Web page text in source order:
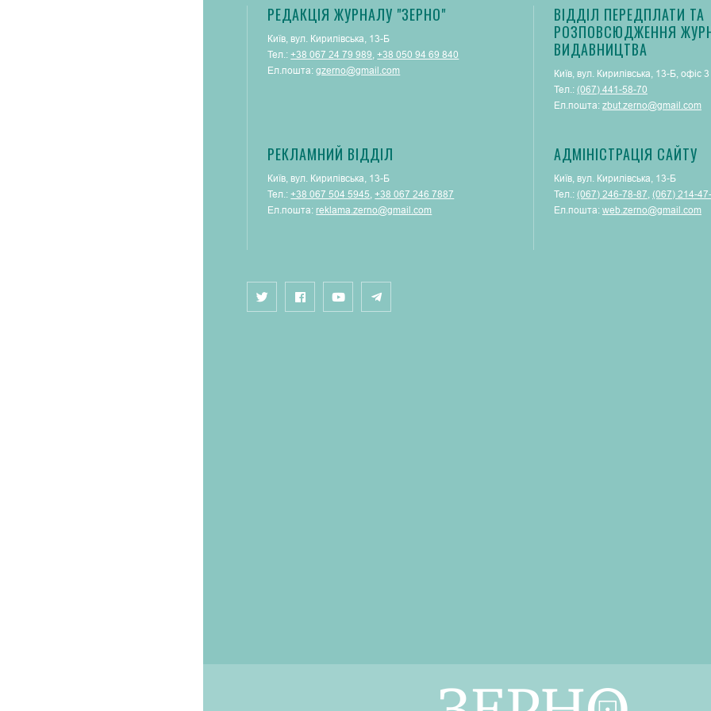
РЕДАКЦІЯ ЖУРНАЛУ "ЗЕРНО"
Київ, вул. Кирилівська, 13-Б
Тел.:+38 067 24 79 989 ,+38 050 94 69 840
Ел.пошта:gzerno@gmail.com
ВІДДІЛ ПЕРЕДПЛАТИ ТА
РОЗПОВСЮДЖЕННЯ
ВИДАВНИЦТВА
Київ, вул. Кирилівська, 13-Б, офіс 3
Тел.: (067) 441-58-70
Ел.пошта: zbut.zerno@gmail.com
РЕКЛАМНИЙ ВІДДІЛ
Київ, вул. Кирилівська, 13-Б
Тел.:+38 067 504 5945 ,+38 067 246 7887
Ел.пошта:reklama.zerno@gmail.com
АДМІНІСТРАЦІЯ САЙТУ
Київ, вул. Кирилівська, 13-Б
Тел.: (‎067) 246-78-87 (067) 214-
Ел.пошта: web.zerno@gmail.com